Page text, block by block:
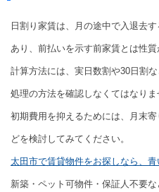
日割り家賃は、月の途中で入退去
あり、前払いを示す前家賃とは性質
計算方法には、実日数割や30日割
処理の方法を確認しなくてはなりま
初期費用を抑えるためには、月末
どを検討してみてください。
太田市で賃貸物件をお探しなら、
新築・ペット可物件・保証人不要